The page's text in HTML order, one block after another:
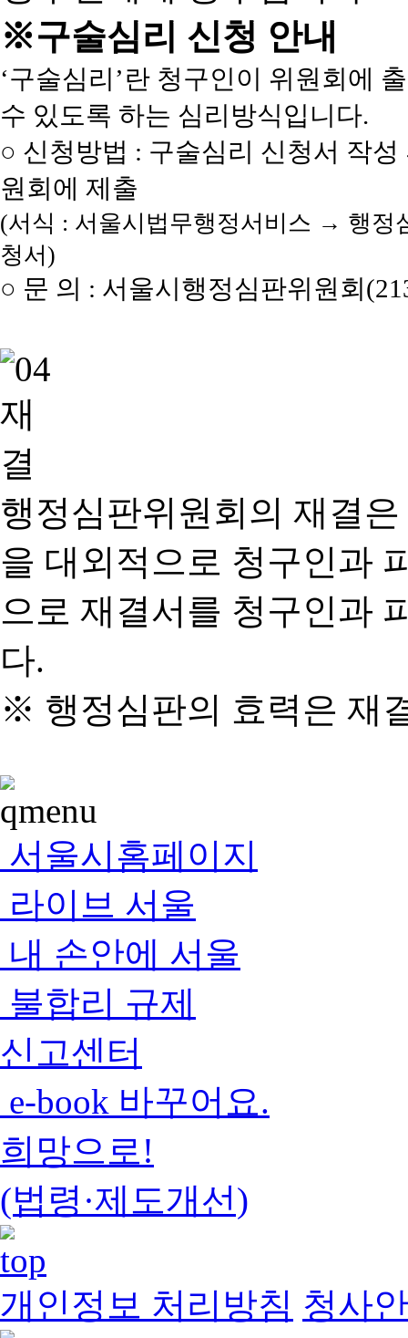
※구술심리 신청 안내
‘구술심리’란 청구인이 위원회에
수 있도록 하는 심리방식입니다.
○ 신청방법 : 구술심리 신청서 작
원회에 제출
(서식 : 서울시법무행정서비스 → 행
청서)
○ 문 의 : 서울시행정심판위원회
행정심판위원회의 재결
을 대외적으로 청구인과
으로 재결서를 청구인과
다.
※ 행정심판의 효력은 재
서울시홈페이지
라이브 서울
내 손안에 서울
불합리 규제
신고센터
e-book 바꾸어요.
희망으로!
(법령·제도개선)
개인정보 처리방침 청사